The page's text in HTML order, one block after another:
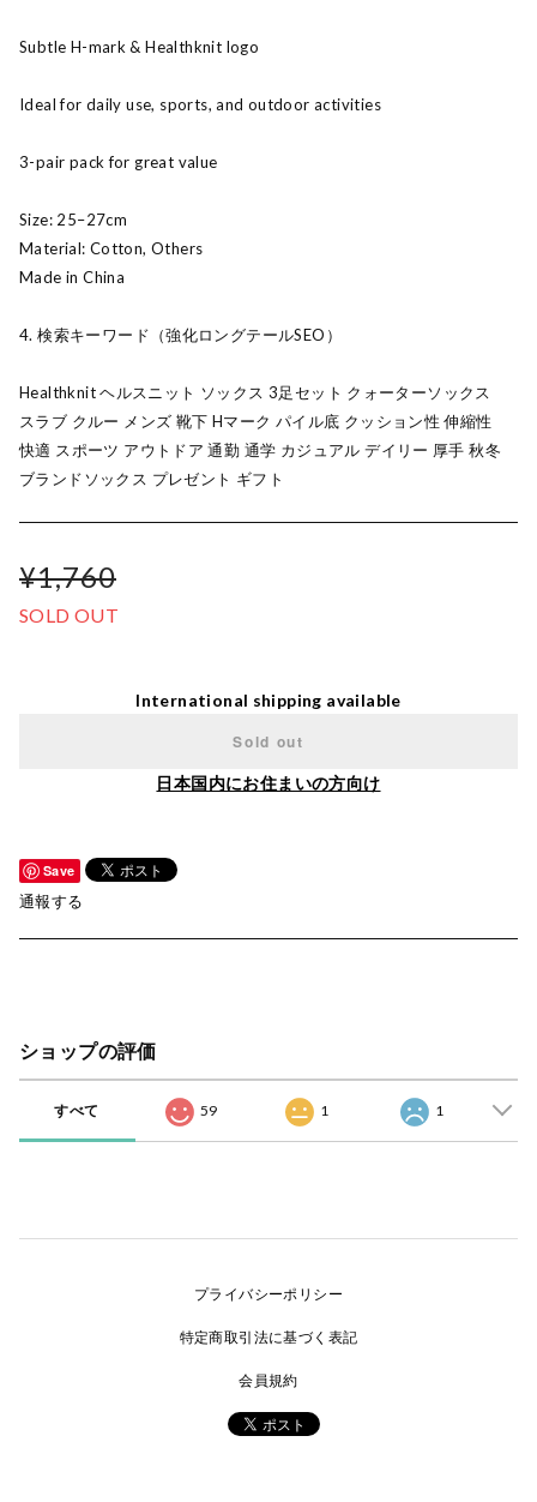
Subtle H-mark & Healthknit logo
Ideal for daily use, sports, and outdoor activities
3-pair pack for great value
Size: 25–27cm
Material: Cotton, Others
Made in China
4. 検索キーワード（強化ロングテールSEO）
Healthknit ヘルスニット ソックス 3足セット クォーターソックス
スラブ クルー メンズ 靴下 Hマーク パイル底 クッション性 伸縮性
快適 スポーツ アウトドア 通勤 通学 カジュアル デイリー 厚手 秋冬
ブランドソックス プレゼント ギフト
¥1,760
SOLD OUT
International shipping available
Sold out
日本国内にお住まいの方向け
Save
通報する
ショップの評価
すべて 59 1 1
プライバシーポリシー
特定商取引法に基づく表記
会員規約